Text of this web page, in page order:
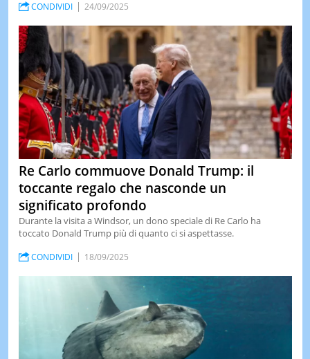
CONDIVIDI 24/09/2025
Re Carlo commuove Donald Trump: il
toccante regalo che nasconde un
significato profondo
Durante la visita a Windsor, un dono speciale di Re Carlo ha
toccato Donald Trump più di quanto ci si aspettasse.
CONDIVIDI 18/09/2025